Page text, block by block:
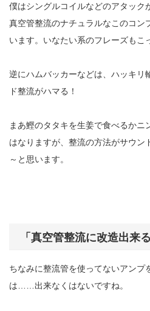
僕はシングルコイルなどのアタック
真空管整流のナチュラルなこのコン
います。いなたい系のフレーズもこ
逆にハムバッカーなどは、ハッキリ
ド整流がハマる！
まあ鰹のタタキを生姜で食べるかニ
はなりますが、整流の方法がサウン
～と思います。
「真空管整流に改造出来
ちなみに整流管を使ってないアンプ
は……出来なくはないですね。